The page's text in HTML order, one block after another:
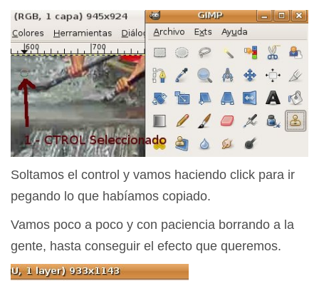
Soltamos el control y vamos haciendo click para ir
pegando lo que habíamos copiado.
Vamos poco a poco y con paciencia borrando a la
gente, hasta conseguir el efecto que queremos.